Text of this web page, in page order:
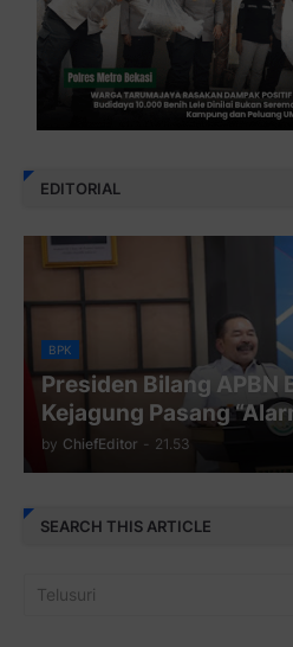
EDITORIAL
BPK
Presiden Bilang APBN
Kejagung Pasang
by ChiefEditor - 21.53
SEARCH THIS ARTICLE